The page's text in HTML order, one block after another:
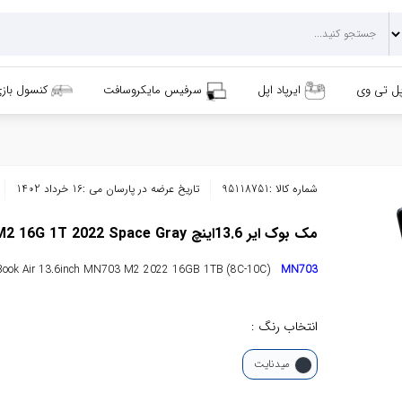
تی وی ایرپاد اپل سرفیس مایکروسافت کنسول
شماره کالا :95118751 تاریخ عرضه در پارسان می :16 خرداد 1402
مک بوک ایر 13.6اینچ Macbook Air MN703 M2 16G 1T 2022 Space Gray
Air 13.6inch MN703 M2 2022 16GB 1TB (8C-10C) MN703
انتخاب رنگ :
میدنایت